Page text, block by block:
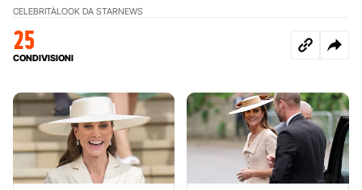
CELEBRITÀLOOK DA STARNEWS
25
CONDIVISIONI